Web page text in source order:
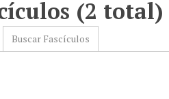
(2 total)
Buscar Fascículos